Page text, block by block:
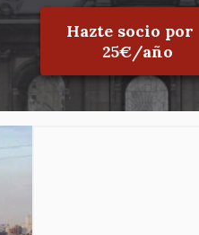
Hazte socio por
25€/año